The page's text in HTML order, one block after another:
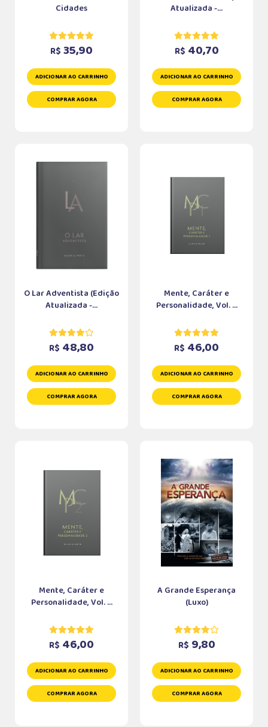
Cidades
R$ 35,90
ADICIONAR AO CARRINHO
COMPRAR AGORA
Atualizada -...
R$ 40,70
ADICIONAR AO CARRINHO
COMPRAR AGORA
O Lar Adventista (Edição
Atualizada -...
R$ 48,80
ADICIONAR AO CARRINHO
COMPRAR AGORA
Mente, Caráter e
Personalidade, Vol. ...
R$ 46,00
ADICIONAR AO CARRINHO
COMPRAR AGORA
Mente, Caráter e
Personalidade, Vol. ...
R$ 46,00
ADICIONAR AO CARRINHO
COMPRAR AGORA
A Grande Esperança
(Luxo)
R$ 9,80
ADICIONAR AO CARRINHO
COMPRAR AGORA